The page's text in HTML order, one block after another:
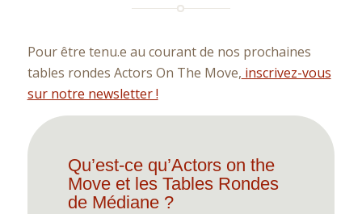
Pour être tenu.e au courant de nos prochaines
tables rondes Actors On The Move, inscrivez-vous
sur notre newsletter !
Qu’est-ce qu’Actors on the
Move et les Tables Rondes
de Médiane ?